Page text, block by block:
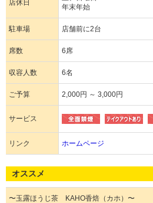
店休日
年末年始
駐車場 店舗前に2台
席数 6席
収容人数 6名
ご予算 2,000円 ～ 3,000円
サービス
リンク ホームページ
オススメ
〜玉露ほうじ茶 KAHO香焙（カホ）〜